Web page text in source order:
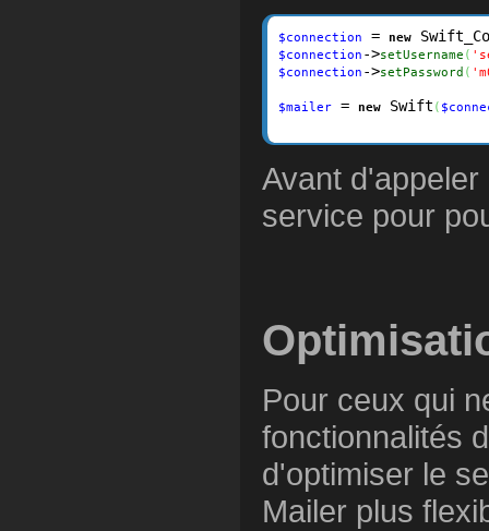
$connection = new
$connection ->setUsername (
$connection ->setPassword (
$mailer = new Swift (
Avant
service pour
Pour ceux qui
fonctionnalités
d'optimiser le
Mailer plus